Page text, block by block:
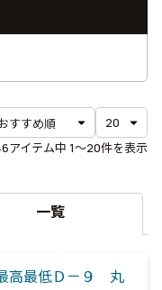
アイテム中 1〜20件を表示
一覧
最低Ｄ－９ 丸